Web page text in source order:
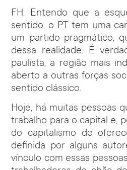
FH: Entendo que a
sentido, o PT tem uma
um partido pragmático,
dessa realidade. É
paulista, a região mais
aberto a outras forças
sentido clássico.
Hoje, há muitas pessoas
trabalho para o capital e,
do capitalismo de
definida por alguns
vínculo com essas